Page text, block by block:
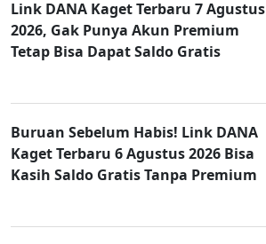
Link DANA Kaget Terbaru 7 Agustus
2026, Gak Punya Akun Premium
Tetap Bisa Dapat Saldo Gratis
Buruan Sebelum Habis! Link DANA
Kaget Terbaru 6 Agustus 2026 Bisa
Kasih Saldo Gratis Tanpa Premium